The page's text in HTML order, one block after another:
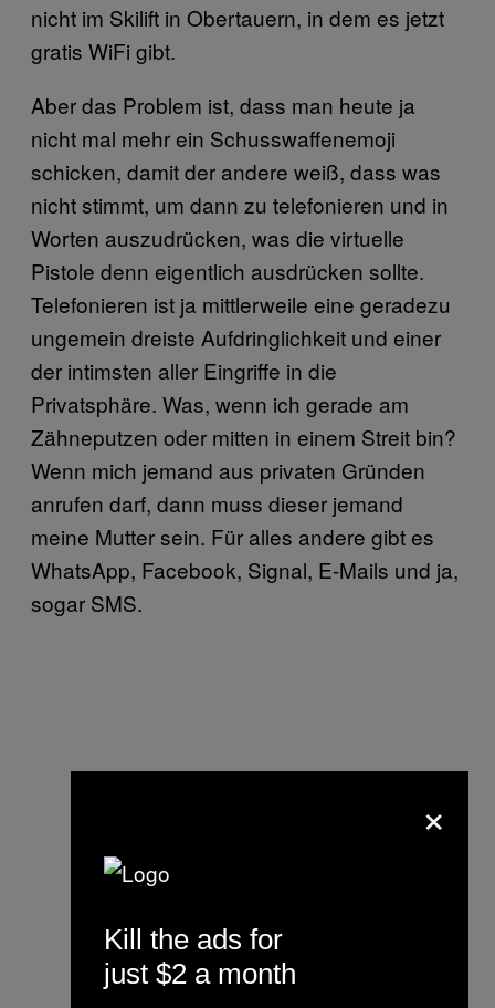
nicht im Skilift in Obertauern, in dem es jetzt
gratis WiFi gibt.
Aber das Problem ist, dass man heute ja
nicht mal mehr ein Schusswaffenemoji
schicken, damit der andere weiß, dass was
nicht stimmt, um dann zu telefonieren und in
Worten auszudrücken, was die virtuelle
Pistole denn eigentlich ausdrücken sollte.
Telefonieren ist ja mittlerweile eine geradezu
ungemein dreiste Aufdringlichkeit und einer
der intimsten aller Eingriffe in die
Privatsphäre. Was, wenn ich gerade am
Zähneputzen oder mitten in einem Streit bin?
Wenn mich jemand aus privaten Gründen
anrufen darf, dann muss dieser jemand
meine Mutter sein. Für alles andere gibt es
WhatsApp, Facebook, Signal, E-Mails und ja,
sogar SMS.
×
Kill the ads for
just $2 a month